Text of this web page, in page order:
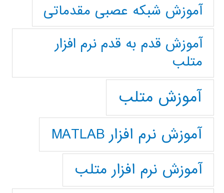
آموزش شبکه عصبی مقدماتی
آموزش قدم به قدم نرم افزار
متلب
آموزش متلب
آموزش نرم افزار MATLAB
آموزش نرم افزار متلب